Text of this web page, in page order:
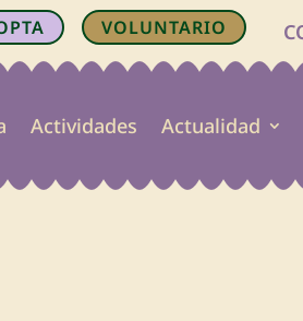
VOLUNTARIO
Actividades Actualidad